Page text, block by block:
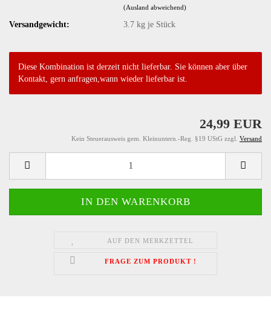
(Ausland abweichend)
Versandgewicht: 3.7 kg je Stück
Diese Kombination ist derzeit nicht lieferbar. Sie können aber über
Kontakt, gern anfragen,wann wieder lieferbar ist.
24,99 EUR
Kein Steuerausweis gem. Kleinuntern.-Reg. §19 UStG zzgl. Versand
AUF DEN MERKZETTEL
FRAGE ZUM PRODUKT !